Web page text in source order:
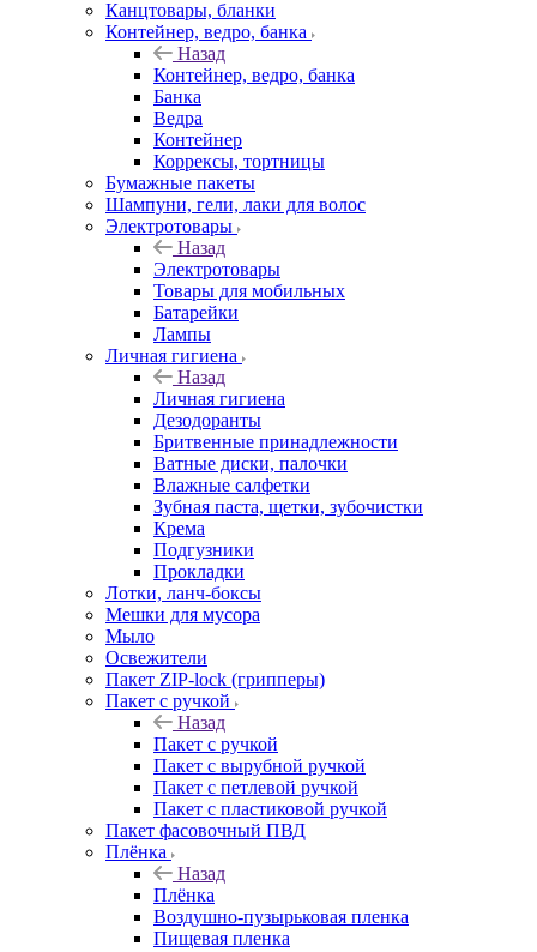
Канцтовары, бланки
Контейнер, ведро, банка
Назад
Контейнер, ведро, банка
Банка
Ведра
Контейнер
Коррексы, тортницы
Бумажные пакеты
Шампуни, гели, лаки для волос
Электротовары
Назад
Электротовары
Товары для мобильных
Батарейки
Лампы
Личная гигиена
Назад
Личная гигиена
Дезодоранты
Бритвенные принадлежности
Ватные диски, палочки
Влажные салфетки
Зубная паста, щетки, зубочистки
Крема
Подгузники
Прокладки
Лотки, ланч-боксы
Мешки для мусора
Мыло
Освежители
Пакет ZIP-lock (грипперы)
Пакет с ручкой
Назад
Пакет с ручкой
Пакет с вырубной ручкой
Пакет с петлевой ручкой
Пакет с пластиковой ручкой
Пакет фасовочный ПВД
Плёнка
Назад
Плёнка
Воздушно-пузырьковая пленка
Пищевая пленка